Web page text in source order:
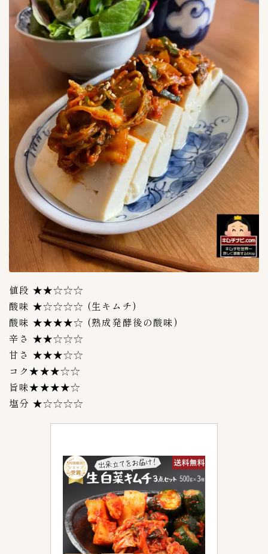
値段 ★★☆☆☆
酸味 ★☆☆☆☆ (生キムチ)
酸味 ★★★★☆ (熟成発酵後の酸味)
辛さ ★★☆☆☆
甘さ ★★★☆☆
コク★★★☆☆
旨味★★★★☆
塩分 ★☆☆☆☆